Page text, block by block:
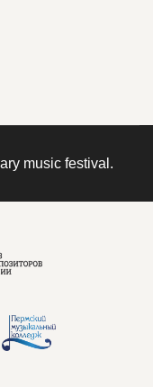
music festival.